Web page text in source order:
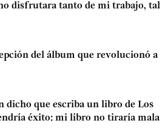
disfrutara tanto de mi trabajo, tal
del álbum que revolucionó a
dicho que escriba un libro de Los
éxito: mi libro no tiraría mala